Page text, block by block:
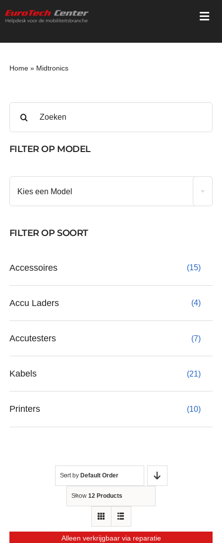
naar
Trainingen
Registratie
Webshop
Mediatheek
Support
Contact
Home» Midtronics
naar:
FILTER OP MODEL
Kies een Model
FILTER OP SOORT
Accessoires (15)
Accu Laders (4)
Accutesters (7)
Kabels (21)
Printers (10)
Sort by Default Order
Show 12 Products
Alleen verkrijgbaar via reparatie